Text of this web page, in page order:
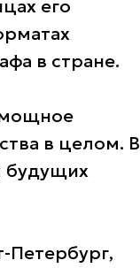
его
в стране.
мощное
в целом. В
будущих
Петербург,